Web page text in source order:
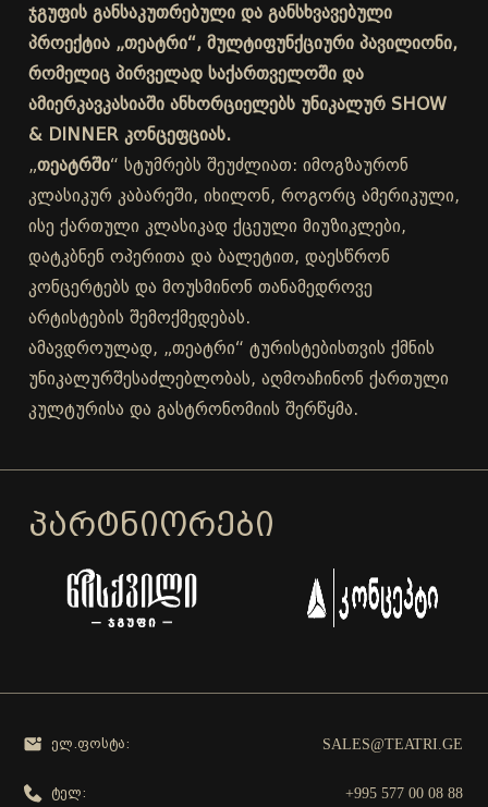
ჯგუფის განსაკუთრებული და განსხვავებული
პროექტია „თეატრი“, მულტიფუნქციური პავილიონი,
რომელიც პირველად საქართველოში და
ამიერკავკასიაში ანხორციელებს უნიკალურ SHOW
& DINNER კონცეფციას.
„თეატრში“ სტუმრებს შეუძლიათ: იმოგზაურონ
კლასიკურ კაბარეში, იხილონ, როგორც ამერიკული,
ისე ქართული კლასიკად ქცეული მიუზიკლები,
დატკბნენ ოპერითა და ბალეტით, დაესწრონ
კონცერტებს და მოუსმინონ თანამედროვე
არტისტების შემოქმედებას.
ამავდროულად, „თეატრი“ ტურისტებისთვის ქმნის
უნიკალურშესაძლებლობას, აღმოაჩინონ ქართული
კულტურისა და გასტრონომიის შერწყმა.
ᲞᲐᲠᲢᲜᲘᲝᲠᲔᲑᲘ
ელ.ფოსტა: SALES@TEATRI.GE
ტელ: +995 577 00 08 88